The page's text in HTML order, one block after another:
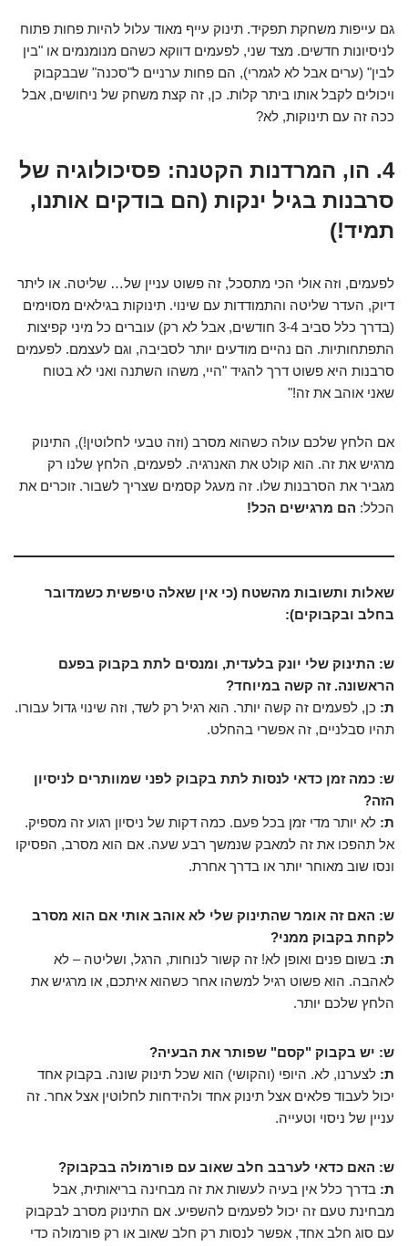
גם עייפות משחקת תפקיד. תינוק עייף מאוד עלול להיות פחות פתוח
לניסיונות חדשים. מצד שני, לפעמים דווקא כשהם מנומנמים או "בין
לבין" (ערים אבל לא לגמרי), הם פחות ערניים ל"סכנה" שבבקבוק
ויכולים לקבל אותו ביתר קלות. כן, זה קצת משחק של ניחושים, אבל
ככה זה עם תינוקות, לא?
4. הו, המרדנות הקטנה: פסיכולוגיה של
סרבנות בגיל ינקות (הם בודקים אותנו,
תמיד!)
לפעמים, וזה אולי הכי מתסכל, זה פשוט עניין של… שליטה. או ליתר
דיוק, העדר שליטה והתמודדות עם שינוי. תינוקות בגילאים מסוימים
(בדרך כלל סביב 3-4 חודשים, אבל לא רק) עוברים כל מיני קפיצות
התפתחותיות. הם נהיים מודעים יותר לסביבה, וגם לעצמם. לפעמים
סרבנות היא פשוט דרך להגיד "היי, משהו השתנה ואני לא בטוח
שאני אוהב את זה!"
אם הלחץ שלכם עולה כשהוא מסרב (וזה טבעי לחלוטין!), התינוק
מרגיש את זה. הוא קולט את האנרגיה. לפעמים, הלחץ שלנו רק
מגביר את הסרבנות שלו. זה מעגל קסמים שצריך לשבור. זוכרים את
הכלל: הם מרגישים הכל!
שאלות ותשובות מהשטח (כי אין שאלה טיפשית כשמדובר
בחלב ובקבוקים):
ש: התינוק שלי יונק בלעדית, ומנסים לתת בקבוק בפעם
הראשונה. זה קשה במיוחד?
ת: כן, לפעמים זה קשה יותר. הוא רגיל רק לשד, וזה שינוי גדול עבורו.
תהיו סבלניים, זה אפשרי בהחלט.
ש: כמה זמן כדאי לנסות לתת בקבוק לפני שמוותרים לניסיון
הזה?
ת: לא יותר מדי זמן בכל פעם. כמה דקות של ניסיון רגוע זה מספיק.
אל תהפכו את זה למאבק שנמשך רבע שעה. אם הוא מסרב, הפסיקו
ונסו שוב מאוחר יותר או בדרך אחרת.
ש: האם זה אומר שהתינוק שלי לא אוהב אותי אם הוא מסרב
לקחת בקבוק ממני?
ת: בשום פנים ואופן לא! זה קשור לנוחות, הרגל, ושליטה – לא
לאהבה. הוא פשוט רגיל למשהו אחר כשהוא איתכם, או מרגיש את
הלחץ שלכם יותר.
ש: יש בקבוק "קסם" שפותר את הבעיה?
ת: לצערנו, לא. היופי (והקושי) הוא שכל תינוק שונה. בקבוק אחד
יכול לעבוד פלאים אצל תינוק אחד ולהידחות לחלוטין אצל אחר. זה
עניין של ניסוי וטעייה.
ש: האם כדאי לערבב חלב שאוב עם פורמולה בבקבוק?
ת: בדרך כלל אין בעיה לעשות את זה מבחינה בריאותית, אבל
מבחינת טעם זה יכול לפעמים להשפיע. אם התינוק מסרב לבקבוק
עם סוג חלב אחד, אפשר לנסות רק חלב שאוב או רק פורמולה כדי